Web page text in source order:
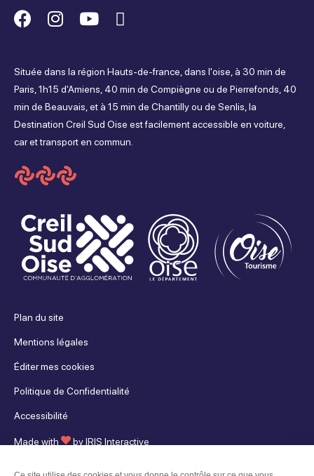
Suivez-
sur
Facebook
Suivez-
sur
Instagram
Suivez-
sur
Youtube
sur
Tripadvisor
Située dans la région Hauts-de-france, dans l'oise, à 30 min de
Paris, 1h15 d'Amiens, 40 min de Compiègne ou de Pierrefonds, 40
min de Beauvais, et à 15 min de Chantilly ou de Senlis, la
Destination Creil Sud Oise est facilement accessible en voiture,
car et transport en commun.
Plan du site
Mentions légales
Éditer mes cookies
Politique de Confidentialité
Accessibilité
Made with byIRIS Interactive